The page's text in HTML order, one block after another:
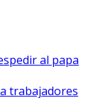
al papa
trabajadores